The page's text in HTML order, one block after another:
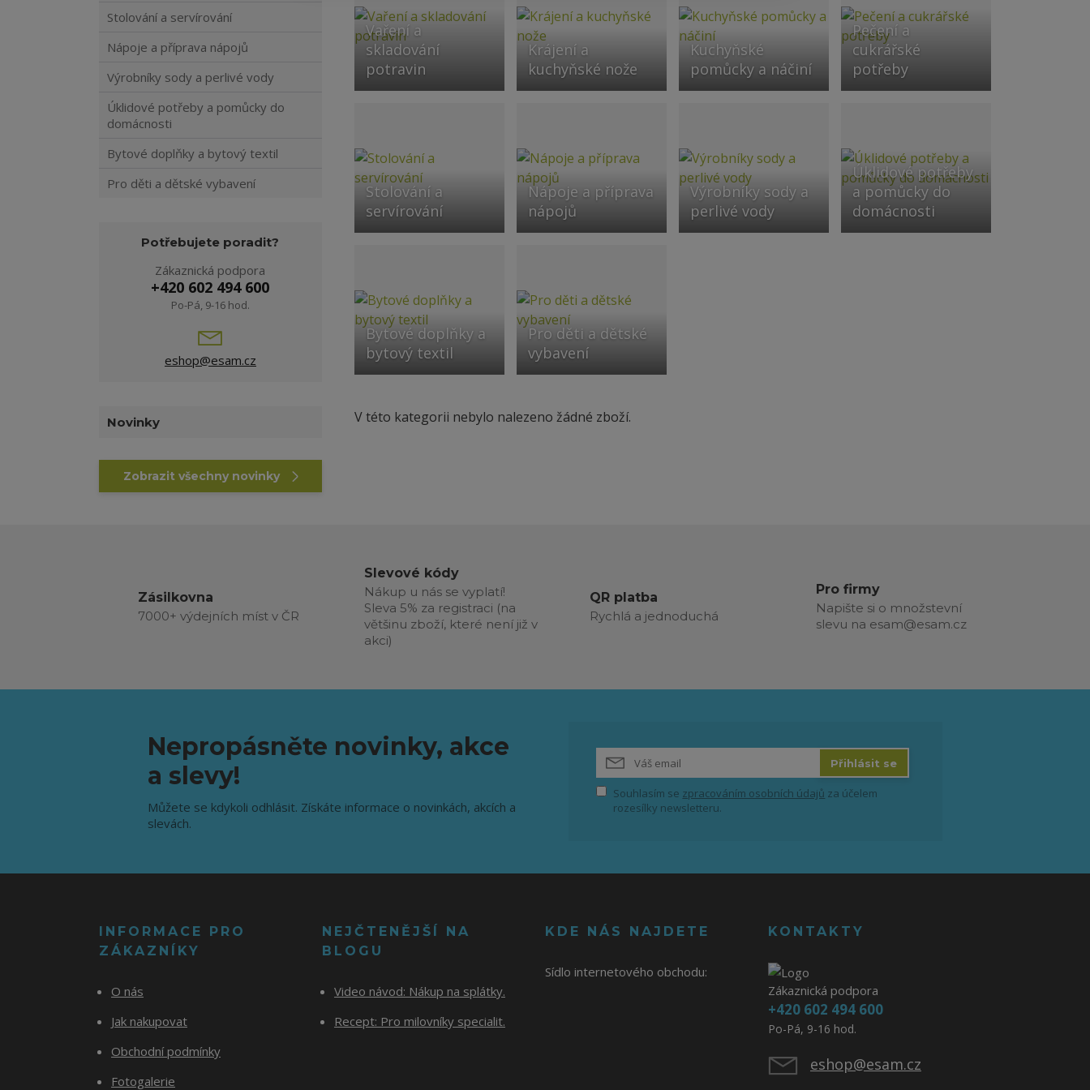
Vaření a
skladování
potravin
Krájení a
kuchyňské nože
Kuchyňské
pomůcky a náčiní
Pečení a
cukrářské
potřeby
Stolování a
servírování
Nápoje a příprava
nápojů
Výrobníky sody a
perlivé vody
Úklidové potřeby
a pomůcky do
domácnosti
Bytové doplňky a
bytový textil
Pro děti a dětské
vybavení
V této kategorii nebylo nalezeno žádné zboží.
Stolování a servírování
Nápoje a příprava nápojů
Výrobníky sody a perlivé vody
Úklidové potřeby a pomůcky do
domácnosti
Bytové doplňky a bytový textil
Pro děti a dětské vybavení
Potřebujete poradit?
Zákaznická podpora
+420 602 494 600
Po-Pá, 9-16 hod.
eshop@esam.cz
Novinky
Zobrazit všechny novinky
Zásilkovna
7000+ výdejních míst v ČR
Slevové kódy
Nákup u nás se vyplatí!
Sleva 5% za registraci (na
většinu zboží, které není již v
akci)
QR platba
Rychlá a jednoduchá
Pro firmy
Napište si o množstevní
slevu na esam@esam.cz
Nepropásněte novinky, akce
a slevy!
Můžete se kdykoli odhlásit. Získáte informace o novinkách, akcích a
slevách.
Přihlásit se
Souhlasím se zpracováním osobních údajů za účelem
rozesílky newsletteru.
INFORMACE PRO
ZÁKAZNÍKY
O nás
Jak nakupovat
Obchodní podmínky
Fotogalerie
NEJČTENĚJŠÍ NA
BLOGU
Video návod: Nákup na splátky.
Recept: Pro milovníky specialit.
KDE NÁS NAJDETE
Sídlo internetového obchodu:
KONTAKTY
Zákaznická podpora
+420 602 494 600
Po-Pá, 9-16 hod.
eshop@esam.cz